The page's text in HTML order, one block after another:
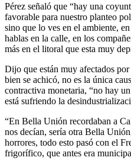
Pérez señaló que “hay una
favorable para nuestro planteo
sino que lo ves en el ambiente,
hablas en la calle, en los
más en el litoral que esta muy
Dijo que están muy afectados
bien se achicó, no es la única
contractiva monetaria, “no hay
está sufriendo la
“En Bella Unión recordaban a
nos decían, sería otra Bella
horrores, todo esto pasó con el
frigorífico, que antes era